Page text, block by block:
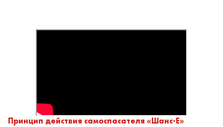
Принцип действия самоспасателя «Шанс-Е»